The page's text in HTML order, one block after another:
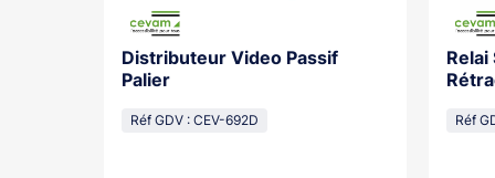
Distributeur Video Passif
Palier
Réf GDV : CEV-692D
Relai
Réf